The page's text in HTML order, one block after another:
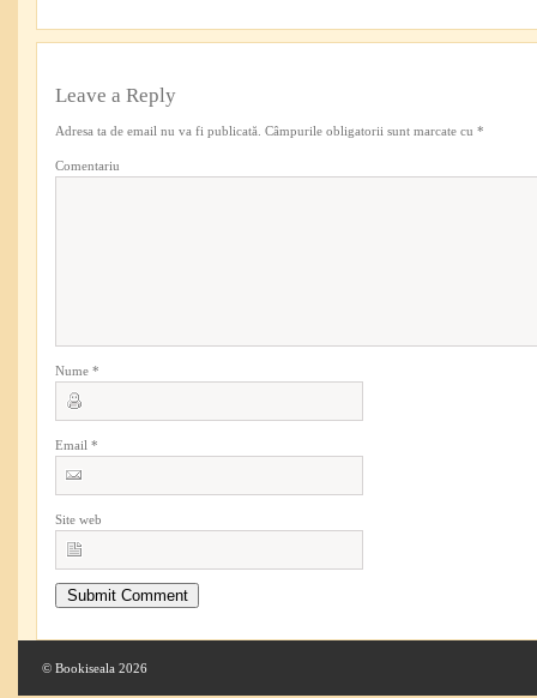
Leave a Reply
Adresa ta de email nu va fi publicată. Câmpurile obligatorii sunt marcate cu *
Comentariu
Nume *
Email *
Site web
© Bookiseala 2026